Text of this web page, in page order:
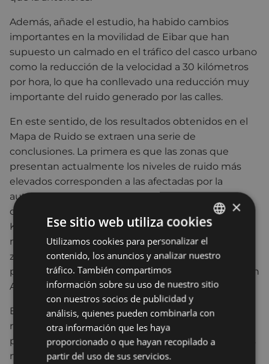
Además, añade el estudio, ha habido cambios
importantes en la movilidad de Eibar que han
supuesto un calmado en el tráfico del casco urbano
como la reducción de la velocidad a 30 kilómetros
por hora, lo que ha conllevado una reducción muy
importante del ruido generado por las calles.
En este sentido, de los resultados obtenidos en el
Mapa de Ruido se extraen una serie de
conclusiones. La primera es que las zonas que
presentan actualmente los niveles de ruido más
elevados corresponden a las afectadas por la
autopista AP-8, fundamentalmente en el entorno
de las calles Iparragirre, Fray Martin Mallea y Urki
Kututzekua. Respecto al tráfico viario de calles, los
niveles más altos se dan en las viviendas de las
zonas del eje que va desde Otaola hasta Barrena,
pasando por Isasi, Urkizu o Karmen, así como en San
Andrés.
En cuanto al ferrocarril, se observan niveles altos de
ruido durante el periodo nocturno en las
proximidades de la línea de Euskotren, dándose los
niveles más altos en la zona que queda sin cubrir
BASQUE
SPANISH
×
Ese sitio web utiliza cookies
Utilizamos cookies para personalizar el
contenido, los anuncios y analizar nuestro
tráfico. También compartimos
información sobre su uso de nuestro sitio
con nuestros socios de publicidad y
análisis, quienes pueden combinarla con
otra información que les haya
proporcionado o que hayan recopilado a
partir del uso de sus servicios.